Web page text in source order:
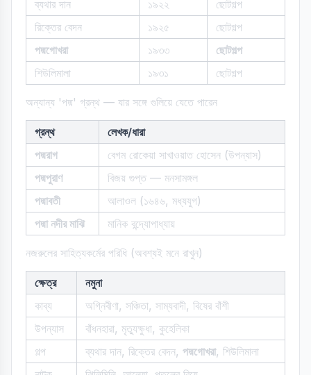
ব্যথার দান
১৯২২
ছোটগল্প
রিক্তের বেদন
১৯২৫
ছোটগল্প
পদ্মগোখরা
১৯৩৩
ছোটগল্প
শিউলিমালা
১৯৩১ ছোটগল্প
অন্যান্য 'পদ্ম' গ্রন্থ — যার সঙ্গে গুলিয়ে যেতে পারেন
গ্রন্থ
লেখক/ধারা
পদ্মরাগ
বেগম রোকেয়া সাখাওয়াত হোসেন (উপন্যাস)
পদ্মপুরাণ
বিজয় গুপ্ত — মনসামঙ্গল
পদ্মাবতী
আলাওল (১৬৪৬, মধ্যযুগ)
পদ্মা নদীর মাঝি
মানিক বন্দ্যোপাধ্যায়
নজরুলের সাহিত্যকর্মের পরিধি (অবশ্যই মনে রাখুন)
ক্ষেত্র
নমুনা
কাব্য
অগ্নিবীণা, সঞ্চিতা, সাম্যবাদী, বিষের বাঁশী
উপন্যাস
বাঁধনহারা, মৃত্যুক্ষুধা, কুহেলিকা
গল্প
ব্যথার দান, রিক্তের বেদন, পদ্মগোখরা, শিউলিমালা